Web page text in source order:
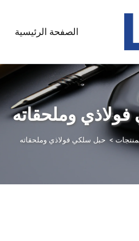
الصفحة الرئيسية
وملحقاته
> حبل سلكي فولاذي وملحقاته